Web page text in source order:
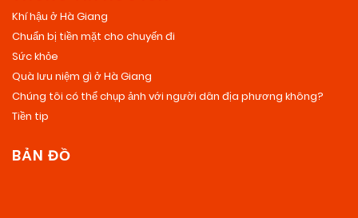
Khí hậu ở Hà Giang
Chuẩn bị tiền mặt cho chuyến đi
Sức khỏe
Quà lưu niệm gì ở Hà Giang
Chúng tôi có thể chụp ảnh với người dân địa phương không?
Tiền tip
BẢN ĐỒ